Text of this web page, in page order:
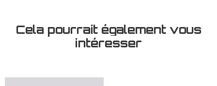
Cela pourrait également vous
intéresser